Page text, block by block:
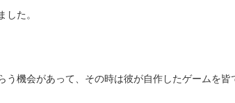
た。
う機会があって、その時は彼が自作したゲームを皆